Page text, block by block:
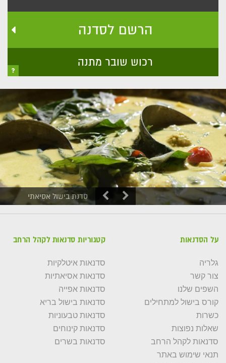
הרשם לסדנה
רכוש שובר מתנה
סדנת בישול אסיאתי
על הסדנאות
גלריה
צור קשר
השפים שלנו
קורס בישול למתחילים
כשרות
שאלות נפוצות
סדנאות לקהל הרחב
תנאי שימוש באתר
קטגוריות סדנאות לקהל הרחב
סדנאות איטלקיות
סדנאות אסיאתיות
סדנאות אפייה
סדנאות בישול בריא
סדנאות טבעוניות
סדנאות קינוחים
סדנאות בשרים